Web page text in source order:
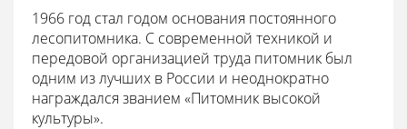
1966 год стал годом основания постоянного
лесопитомника. С современной техникой и
передовой организацией труда питомник был
одним из лучших в России и неоднократно
награждался званием «Питомник высокой
культуры».